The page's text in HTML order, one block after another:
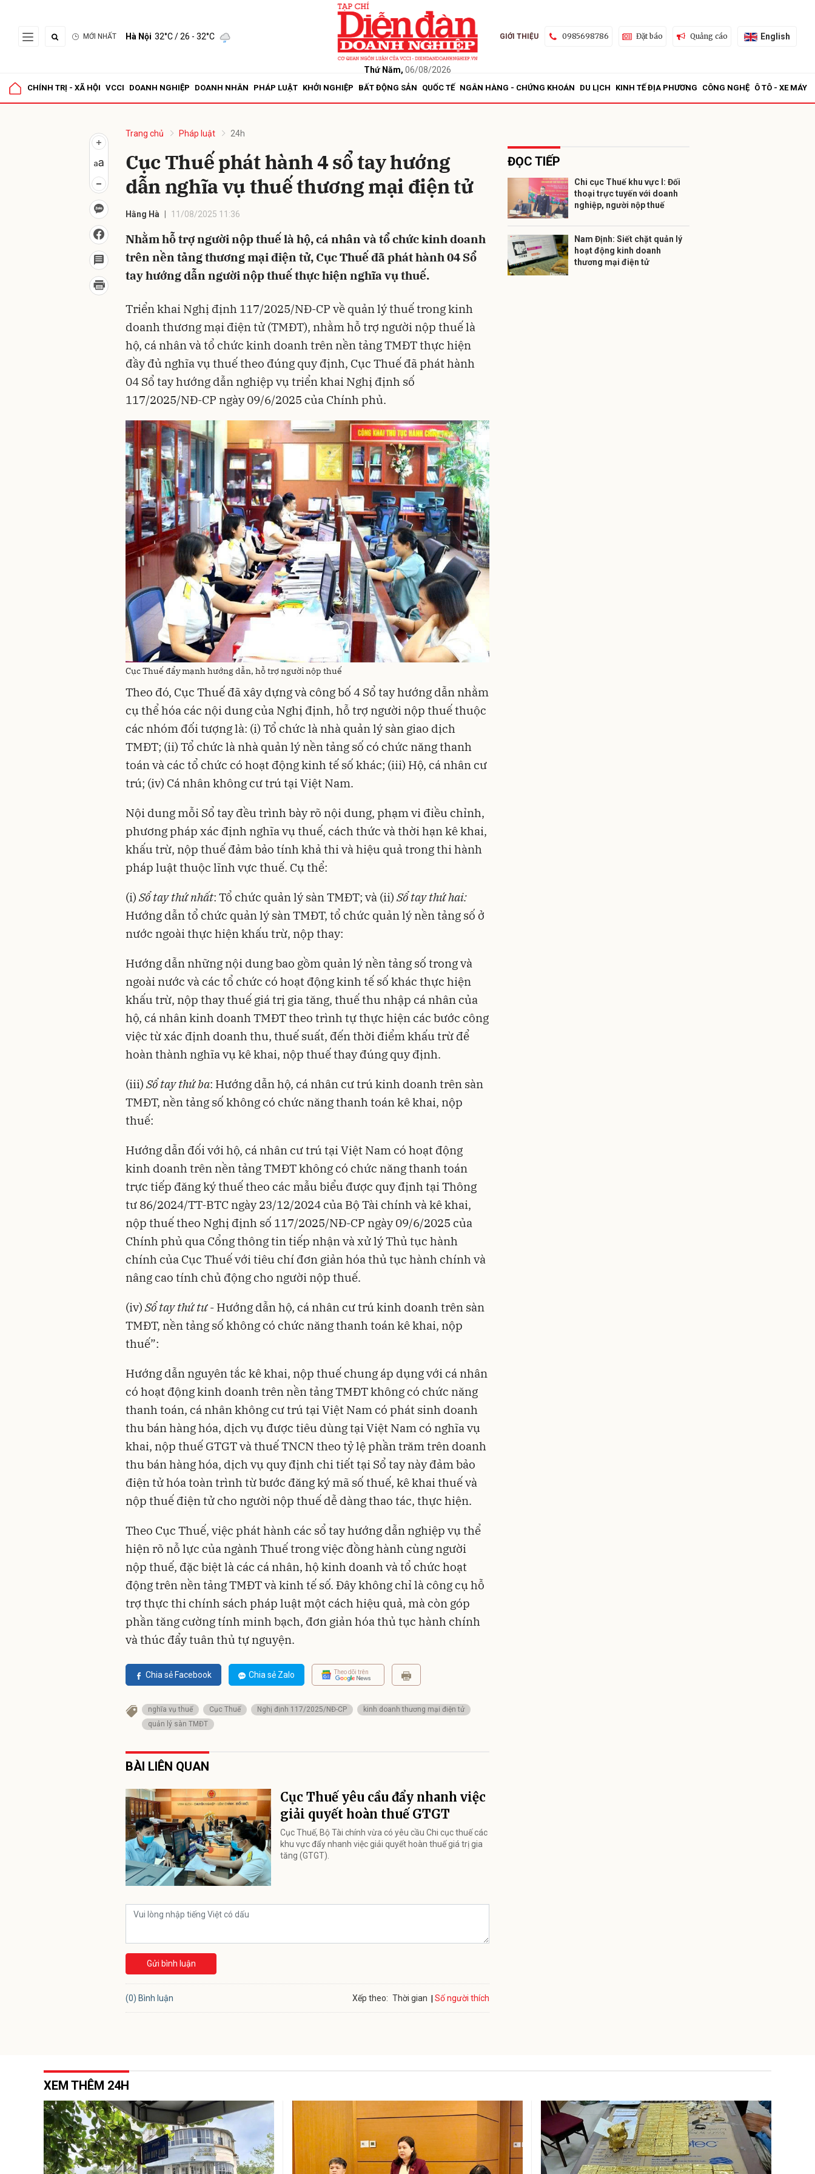
MỚI NHẤT Hà Nội 32°C/ 26 - 32°C
Thứ Năm, 06/08/2026
GIỚI THIỆU 0985698786 Đặt báo Quảng cáo English
CHÍNH TRỊ - XÃ HỘI VCCI DOANH NGHIỆP DOANH NHÂN PHÁP LUẬT KHỞI NGHIỆP BẤT ĐỘNG SẢN QUỐC TẾ NGÂN HÀNG - CHỨNG KHOÁN DU LỊCH KINH TẾ ĐỊA PHƯƠNG CÔNG NGHỆ Ô TÔ - XE MÁY
Trang chủ Pháp luật 24h
Cục Thuế phát hành 4 sổ tay hướng
dẫn nghĩa vụ thuế thương mại điện tử
Hằng Hà 11/08/2025 11:36
Nhằm hỗ trợ người nộp thuế là hộ, cá nhân và tổ chức kinh doanh
trên nền tảng thương mại điện tử, Cục Thuế đã phát hành 04 Sổ
tay hướng dẫn người nộp thuế thực hiện nghĩa vụ thuế.
Triển khai Nghị định 117/2025/NĐ-CP về quản lý thuế trong kinh
doanh thương mại điện tử (TMĐT), nhằm hỗ trợ người nộp thuế là
hộ, cá nhân và tổ chức kinh doanh trên nền tảng TMĐT thực hiện
đầy đủ nghĩa vụ thuế theo đúng quy định, Cục Thuế đã phát hành
04 Sổ tay hướng dẫn nghiệp vụ triển khai Nghị định số
117/2025/NĐ-CP ngày 09/6/2025 của Chính phủ.
Cục Thuế đẩy mạnh hướng dẫn, hỗ trợ người nộp thuế
Theo đó, Cục Thuế đã xây dựng và công bố 4 Sổ tay hướng dẫn nhằm
cụ thể hóa các nội dung của Nghị định, hỗ trợ người nộp thuế thuộc
các nhóm đối tượng là: (i) Tổ chức là nhà quản lý sàn giao dịch
TMĐT; (ii) Tổ chức là nhà quản lý nền tảng số có chức năng thanh
toán và các tổ chức có hoạt động kinh tế số khác; (iii) Hộ, cá nhân cư
trú; (iv) Cá nhân không cư trú tại Việt Nam.
Nội dung mỗi Sổ tay đều trình bày rõ nội dung, phạm vi điều chỉnh,
phương pháp xác định nghĩa vụ thuế, cách thức và thời hạn kê khai,
khấu trừ, nộp thuế đảm bảo tính khả thi và hiệu quả trong thi hành
pháp luật thuộc lĩnh vực thuế. Cụ thể:
(i) Sổ tay thứ nhất: Tổ chức quản lý sàn TMĐT; và (ii) Sổ tay thứ hai:
Hướng dẫn tổ chức quản lý sàn TMĐT, tổ chức quản lý nền tảng số ở
nước ngoài thực hiện khấu trừ, nộp thay:
Hướng dẫn những nội dung bao gồm quản lý nền tảng số trong và
ngoài nước và các tổ chức có hoạt động kinh tế số khác thực hiện
khấu trừ, nộp thay thuế giá trị gia tăng, thuế thu nhập cá nhân của
hộ, cá nhân kinh doanh TMĐT theo trình tự thực hiện các bước công
việc từ xác định doanh thu, thuế suất, đến thời điểm khấu trừ để
hoàn thành nghĩa vụ kê khai, nộp thuế thay đúng quy định.
(iii) Sổ tay thứ ba: Hướng dẫn hộ, cá nhân cư trú kinh doanh trên sàn
TMĐT, nền tảng số không có chức năng thanh toán kê khai, nộp
thuế:
Hướng dẫn đối với hộ, cá nhân cư trú tại Việt Nam có hoạt động
kinh doanh trên nền tảng TMĐT không có chức năng thanh toán
trực tiếp đăng ký thuế theo các mẫu biểu được quy định tại Thông
tư 86/2024/TT-BTC ngày 23/12/2024 của Bộ Tài chính và kê khai,
nộp thuế theo Nghị định số 117/2025/NĐ-CP ngày 09/6/2025 của
Chính phủ qua Cổng thông tin tiếp nhận và xử lý Thủ tục hành
chính của Cục Thuế với tiêu chí đơn giản hóa thủ tục hành chính và
nâng cao tính chủ động cho người nộp thuế.
(iv) Sổ tay thứ tư- Hướng dẫn hộ, cá nhân cư trú kinh doanh trên sàn
TMĐT, nền tảng số không có chức năng thanh toán kê khai, nộp
thuế”:
Hướng dẫn nguyên tắc kê khai, nộp thuế chung áp dụng với cá nhân
có hoạt động kinh doanh trên nền tảng TMĐT không có chức năng
thanh toán, cá nhân không cư trú tại Việt Nam có phát sinh doanh
thu bán hàng hóa, dịch vụ được tiêu dùng tại Việt Nam có nghĩa vụ
khai, nộp thuế GTGT và thuế TNCN theo tỷ lệ phần trăm trên doanh
thu bán hàng hóa, dịch vụ quy định chi tiết tại Sổ tay này đảm bảo
điện tử hóa toàn trình từ bước đăng ký mã số thuế, kê khai thuế và
nộp thuế điện tử cho người nộp thuế dễ dàng thao tác, thực hiện.
Theo Cục Thuế, việc phát hành các sổ tay hướng dẫn nghiệp vụ thể
hiện rõ nỗ lực của ngành Thuế trong việc đồng hành cùng người
nộp thuế, đặc biệt là các cá nhân, hộ kinh doanh và tổ chức hoạt
động trên nền tảng TMĐT và kinh tế số. Đây không chỉ là công cụ hỗ
trợ thực thi chính sách pháp luật một cách hiệu quả, mà còn góp
phần tăng cường tính minh bạch, đơn giản hóa thủ tục hành chính
và thúc đẩy tuân thủ tự nguyện.
Chia sẻ Facebook Chia sẻ Zalo Theo dõi trên
nghĩa vụ thuế Cục Thuế Nghị định 117/2025/NĐ-CP
kinh doanh thương mại điện tử
quản lý sàn TMĐT
BÀI LIÊN QUAN
Cục Thuế yêu cầu đẩy nhanh việc
giải quyết hoàn thuế GTGT
Cục Thuế, Bộ Tài chính vừa có yêu cầu Chi cục thuế các
khu vực đẩy nhanh việc giải quyết hoàn thuế giá trị gia
tăng (GTGT).
Gửi bình luận
(0) Bình luận Xếp theo: Thời gian Số người thích
ĐỌC TIẾP
Chi cục Thuế khu vực I: Đối
thoại trực tuyến với doanh
nghiệp, người nộp thuế
Nam Định: Siết chặt quản lý
hoạt động kinh doanh
thương mại điện tử
XEM THÊM 24H
Gửi